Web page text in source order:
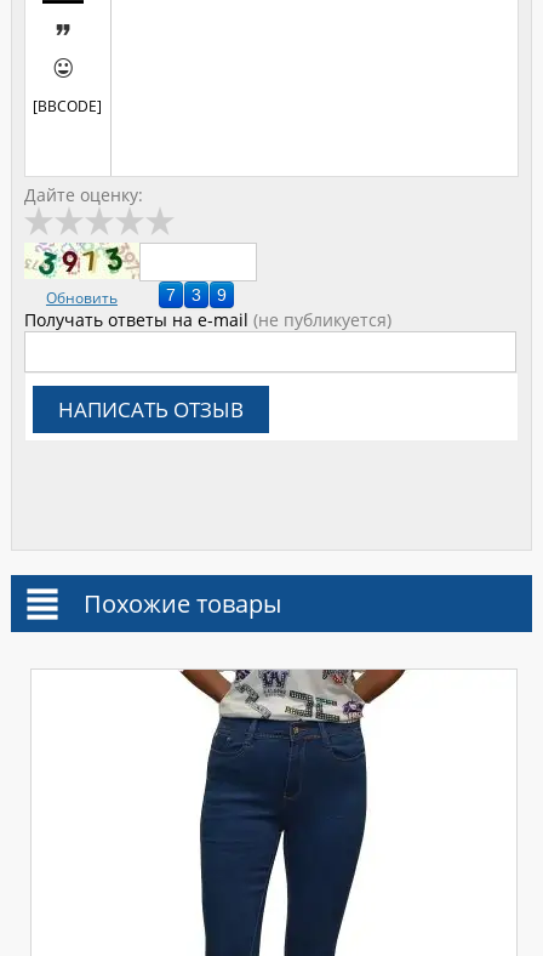


[BBCODE]
Дайте оценку:
Обновить
Получать ответы на e-mail (не публикуется)
НАПИСАТЬ ОТЗЫВ
Похожие товары